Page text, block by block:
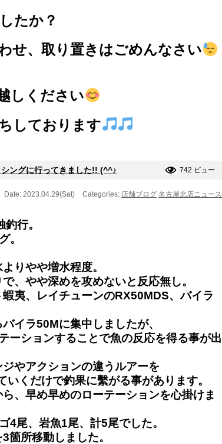
たか？
せ、取り置きはごめんなさい
しください
しております
ングに行ってきました!! (^^♪ 742 ビュー
Date: 2023.04.29(Sat) Categories: 店舗ブログ 名古屋北店ニュース
行。
。
りやや増水程度。
、やや深めを攻めないと反応無し。
夷、レイチューンのRX50MDS、バイラ
イラ50Mに集中しましたが、
ーションすることで魚の反応を得る事が出
やアクションの違うルアーを
くだけで釣果に繫がる事があります。
、早め早めのローテーションを心掛けま
4尾、岩魚1尾、計5尾でした。
箇所移動しました。